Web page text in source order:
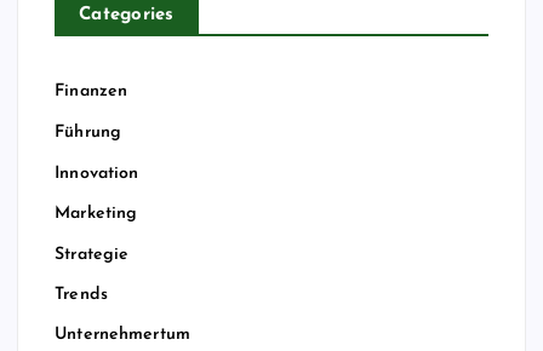
Categories
Finanzen
Führung
Innovation
Marketing
Strategie
Trends
Unternehmertum